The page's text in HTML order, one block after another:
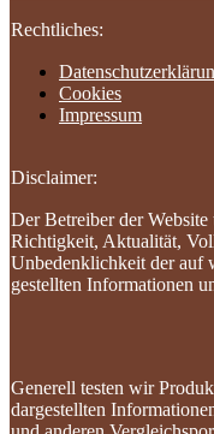
Rechtliches:
Cookies
Impressum
Disclaimer:
Der Betreiber der
Richtigkeit, Aktualität,
Unbedenklichkeit der auf
gestellten Informationen
Generell testen wir
dargestellten